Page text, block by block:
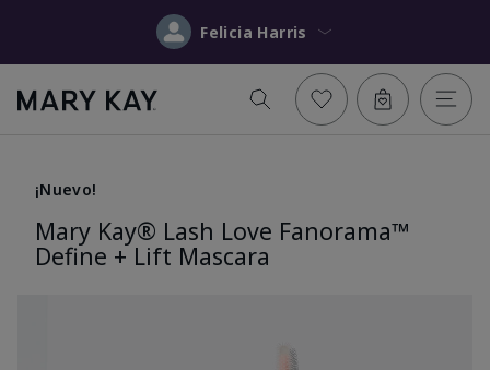
Felicia Harris
¡Nuevo!
Mary Kay® Lash Love Fanorama™
Define + Lift Mascara